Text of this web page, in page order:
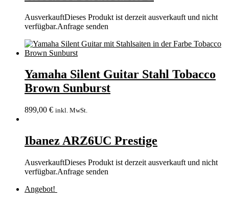
AusverkauftDieses Produkt ist derzeit ausverkauft und nicht
verfügbar.Anfrage senden
Yamaha Silent Guitar Stahl Tobacco
Brown Sunburst
899,00 € inkl. MwSt.
Ibanez ARZ6UC Prestige
AusverkauftDieses Produkt ist derzeit ausverkauft und nicht
verfügbar.Anfrage senden
Angebot!